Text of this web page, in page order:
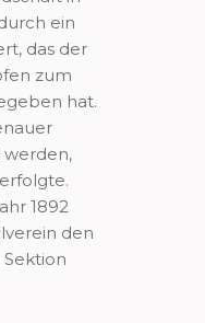
ein
das der
zum
hat.
1892
den